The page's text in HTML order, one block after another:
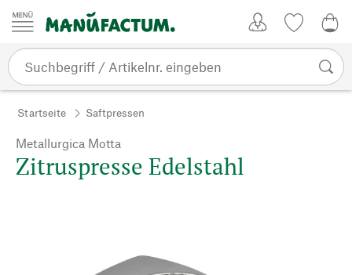
Zum Inhalt springen
Startseite Saftpressen
Metallurgica Motta
Zitruspresse Edelstahl